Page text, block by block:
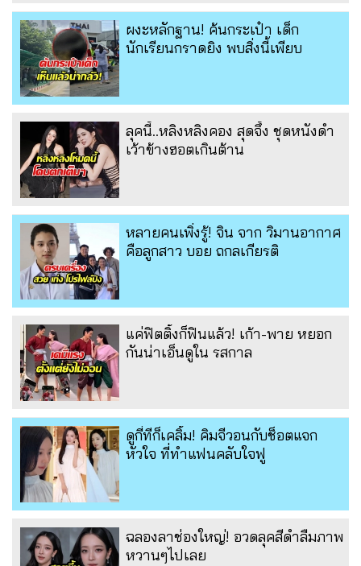
ผงะหลักฐาน! ค้นกระเป๋า เด็ก
นักเรียนกราดยิง พบสิ่งนี้เพียบ
ลุคนี้..หลิงหลิงคอง สุดจึ้ง ชุดหนังดำ
เว้าข้างฮอตเกินต้าน
หลายคนเพิ่งรู้! จิน จาก วิมานอากาศ
คือลูกสาว บอย ถกลเกียรติ
แค่ฟิตติ้งก็ฟินแล้ว! เก้า-พาย หยอก
กันน่าเอ็นดูใน รสกาล
ดูกี่ทีก็เคลิ้ม! คิมจีวอนกับช็อตแจก
หัวใจ ที่ทำแฟนคลับใจฟู
ฉลองลาช่องใหญ่! อวดลุคสีดำลืมภาพ
หวานๆไปเลย